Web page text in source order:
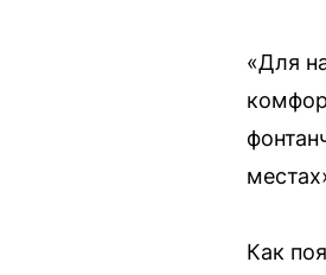
«Для
Как